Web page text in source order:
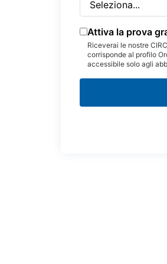
Attiva la prova
Riceverai le nostre
corrisponde al profilo
accessibile solo agli